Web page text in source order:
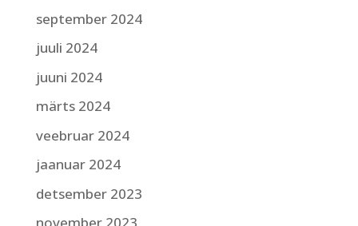
september 2024
juuli 2024
juuni 2024
märts 2024
veebruar 2024
jaanuar 2024
detsember 2023